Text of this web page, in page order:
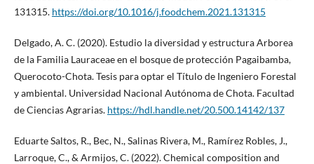
131315. https://doi.org/10.1016/j.foodchem.2021.131315
Delgado, A. C. (2020). Estudio la diversidad y estructura Arborea
de la Familia Lauraceae en el bosque de protección Pagaibamba,
Querocoto-Chota. Tesis para optar el Título de Ingeniero Forestal
y ambiental. Universidad Nacional Autónoma de Chota. Facultad
de Ciencias Agrarias. https://hdl.handle.net/20.500.14142/137
Eduarte Saltos, R., Bec, N., Salinas Rivera, M., Ramírez Robles, J.,
Larroque, C., & Armijos, C. (2022). Chemical composition and